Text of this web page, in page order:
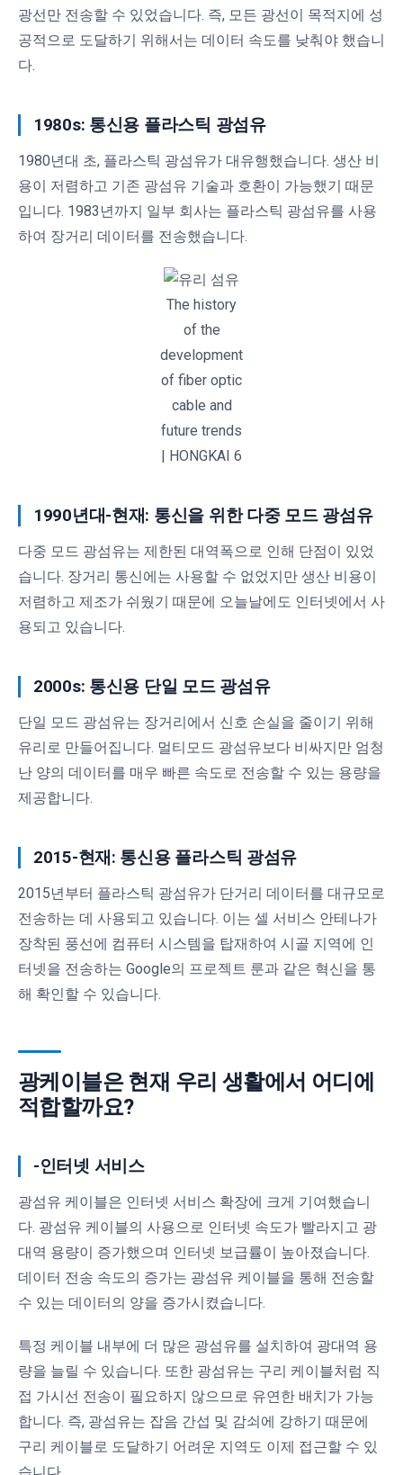
광선만 전송할 수 있었습니다. 즉, 모든 광선이 목적지에 성
공적으로 도달하기 위해서는 데이터 속도를 낮춰야 했습니
다.
1980s: 통신용 플라스틱 광섬유
1980년대 초, 플라스틱 광섬유가 대유행했습니다. 생산 비
용이 저렴하고 기존 광섬유 기술과 호환이 가능했기 때문
입니다. 1983년까지 일부 회사는 플라스틱 광섬유를 사용
하여 장거리 데이터를 전송했습니다.
The history
of the
development
of fiber optic
cable and
future trends
| HONGKAI 6
1990년대-현재: 통신을 위한 다중 모드 광섬유
다중 모드 광섬유는 제한된 대역폭으로 인해 단점이 있었
습니다. 장거리 통신에는 사용할 수 없었지만 생산 비용이
저렴하고 제조가 쉬웠기 때문에 오늘날에도 인터넷에서 사
용되고 있습니다.
2000s: 통신용 단일 모드 광섬유
단일 모드 광섬유는 장거리에서 신호 손실을 줄이기 위해
유리로 만들어집니다. 멀티모드 광섬유보다 비싸지만 엄청
난 양의 데이터를 매우 빠른 속도로 전송할 수 있는 용량을
제공합니다.
2015-현재: 통신용 플라스틱 광섬유
2015년부터 플라스틱 광섬유가 단거리 데이터를 대규모로
전송하는 데 사용되고 있습니다. 이는 셀 서비스 안테나가
장착된 풍선에 컴퓨터 시스템을 탑재하여 시골 지역에 인
터넷을 전송하는 Google의 프로젝트 룬과 같은 혁신을 통
해 확인할 수 있습니다.
광케이블은 현재 우리 생활에서 어디에
적합할까요?
-인터넷 서비스
광섬유 케이블은 인터넷 서비스 확장에 크게 기여했습니
다. 광섬유 케이블의 사용으로 인터넷 속도가 빨라지고 광
대역 용량이 증가했으며 인터넷 보급률이 높아졌습니다.
데이터 전송 속도의 증가는 광섬유 케이블을 통해 전송할
수 있는 데이터의 양을 증가시켰습니다.
특정 케이블 내부에 더 많은 광섬유를 설치하여 광대역 용
량을 늘릴 수 있습니다. 또한 광섬유는 구리 케이블처럼 직
접 가시선 전송이 필요하지 않으므로 유연한 배치가 가능
합니다. 즉, 광섬유는 잡음 간섭 및 감쇠에 강하기 때문에
구리 케이블로 도달하기 어려운 지역도 이제 접근할 수 있